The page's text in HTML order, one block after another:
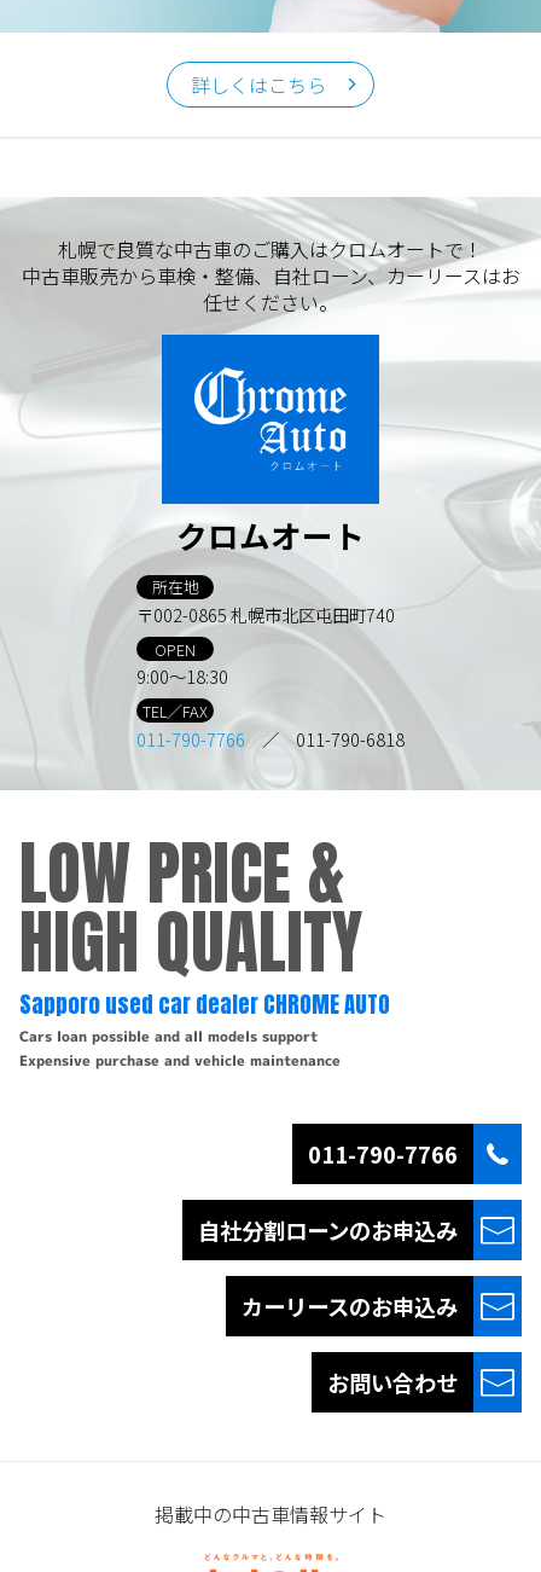
詳しくはこちら
札幌で良質な中古車のご購入はクロムオートで！
中古車販売から車検・整備、自社ローン、カーリースはお
任せください。
クロムオート
所在地
〒002-0865 札幌市北区屯田町740
OPEN
9:00～18:30
TEL／FAX
011-790-7766 ／ 011-790-6818
LOW PRICE &
HIGH QUALITY
Sapporo used car dealer CHROME AUTO
Cars loan possible and all models support
Expensive purchase and vehicle maintenance
011-790-7766
自社分割ローンのお申込み
カーリースのお申込み
お問い合わせ
掲載中の中古車情報サイト